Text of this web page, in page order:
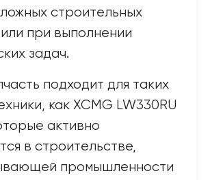
строительных
при выполнении
задач.
подходит для таких
как XCMG LW330RU
активно
в строительстве,
промышленности